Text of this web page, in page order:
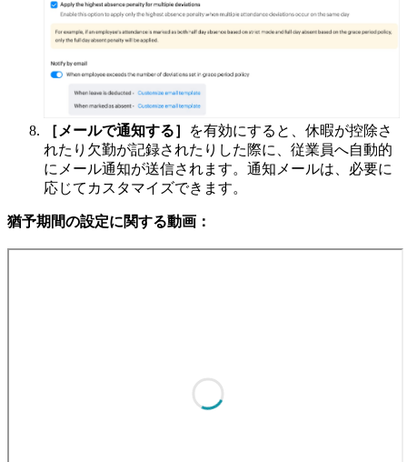
［メールで通知する］
を有効にすると、休暇が控除さ
れたり欠勤が記録されたりした際に、従業員へ自動的
にメール通知が送信されます。通知メールは、必要に
応じてカスタマイズできます。
猶予期間の設定に関する動画：